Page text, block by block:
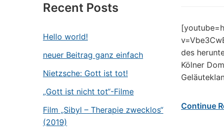
Recent Posts
Hello world!
neuer Beitrag ganz einfach
Nietzsche: Gott ist tot!
„Gott ist nicht tot“-Filme
Film „Sibyl – Therapie zwecklos“
(2019)
des
Kölner
Continue